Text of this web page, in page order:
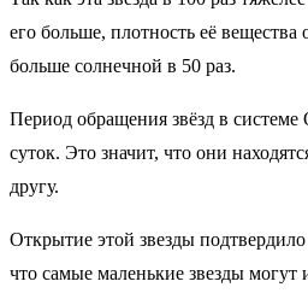
его больше, плотность её вещества
больше солнечной в 50 раз.
Период обращения звёзд в
суток. Это значит, что они
другу.
Открытие этой звезды подтвердило
что самые маленькие звезды